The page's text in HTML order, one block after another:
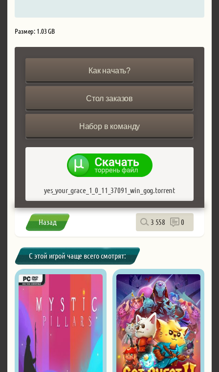
Размер: 1.03 GB
Как начать?
Стол заказов
Набор в команду
yes_your_grace_1_0_11_37091_win_gog.torrent
Назад 3 558 0
С этой игрой чаще всего смотрят: